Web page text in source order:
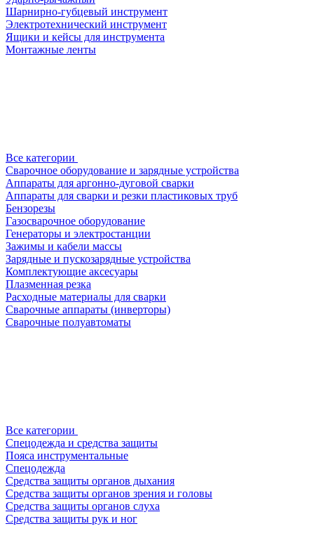
Шарнирно-губцевый инструмент
Электротехнический инструмент
Ящики и кейсы для инструмента
Монтажные ленты
Все категории
Сварочное оборудование и зарядные устройства
Аппараты для аргонно-дуговой сварки
Аппараты для сварки и резки пластиковых труб
Бензорезы
Газосварочное оборудование
Генераторы и электростанции
Зажимы и кабели массы
Зарядные и пускозарядные устройства
Комплектующие аксесуары
Плазменная резка
Расходные материалы для сварки
Сварочные аппараты (инверторы)
Сварочные полуавтоматы
Все категории
Спецодежда и средства защиты
Пояса инструментальные
Спецодежда
Средства защиты органов дыхания
Средства защиты органов зрения и головы
Средства защиты органов слуха
Средства защиты рук и ног